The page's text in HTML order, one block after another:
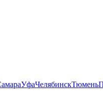
УфаЧелябинскТюмень